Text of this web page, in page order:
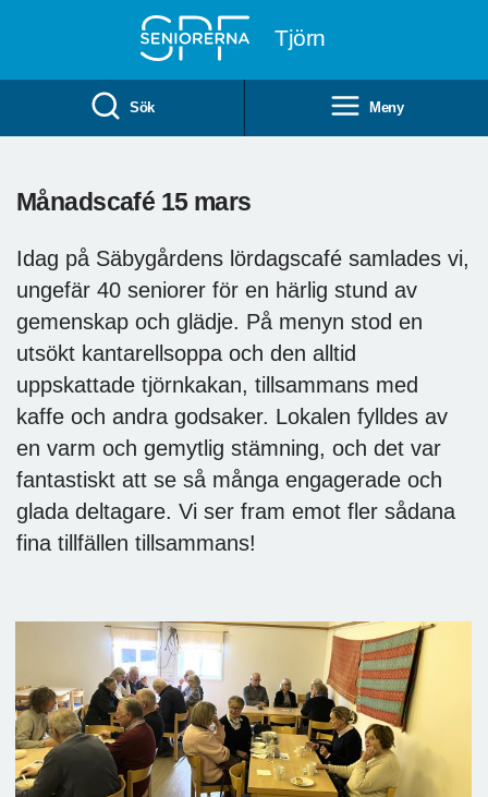
Tjörn
Sök Meny
Månadscafé 15 mars
Idag på Säbygårdens lördagscafé samlades vi,
ungefär 40 seniorer för en härlig stund av
gemenskap och glädje. På menyn stod en
utsökt kantarellsoppa och den alltid
uppskattade tjörnkakan, tillsammans med
kaffe och andra godsaker. Lokalen fylldes av
en varm och gemytlig stämning, och det var
fantastiskt att se så många engagerade och
glada deltagare. Vi ser fram emot fler sådana
fina tillfällen tillsammans!